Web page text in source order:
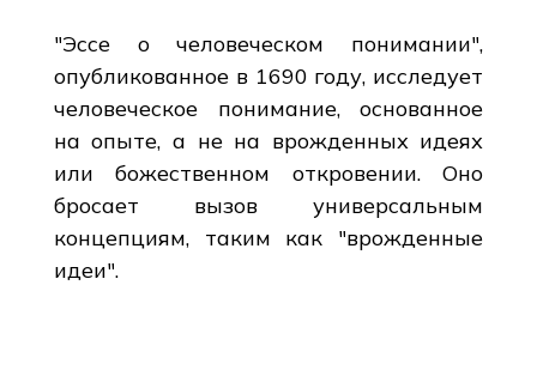
"Эссе о человеческом понимании",
опубликованное в 1690 году, исследует
человеческое понимание, основанное
на опыте, а не на врожденных идеях
или божественном откровении. Оно
бросает вызов универсальным
концепциям, таким как "врожденные
идеи".